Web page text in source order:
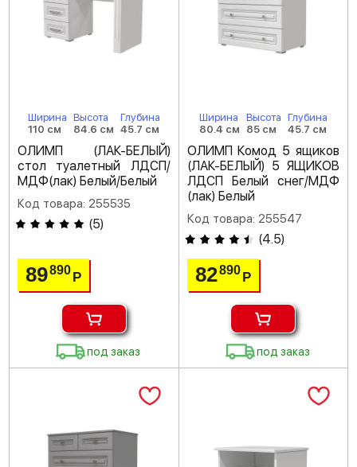
Ширина
110 см
Высота
84.6 см
Глубина
45.7 см
ОЛИМП (ЛАК-БЕЛЫЙ)
стол туалетный ЛДСП/
МДФ(лак) Белый/Белый
Код товара: 255535
(5)
89890Р
под заказ
Ширина
80.4 см
Высота
85 см
Глубина
45.7 см
ОЛИМП Комод 5 ящиков
(ЛАК-БЕЛЫЙ) 5 ЯЩИКОВ
ЛДСП Белый снег/МДФ
(лак) Белый
Код товара: 255547
(4.5)
82890 Р
под заказ